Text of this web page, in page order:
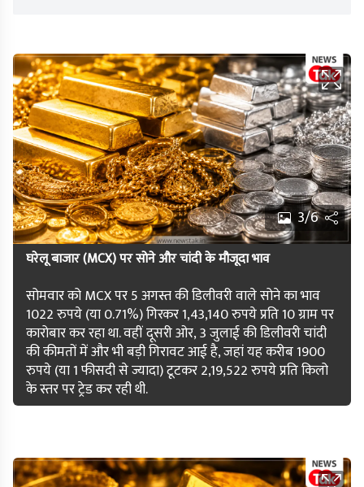
3/6
घरेलू बाजार (MCX) पर सोने और चांदी के मौजूदा भाव
सोमवार को MCX पर 5 अगस्त की डिलीवरी वाले सोने का भाव
1022 रुपये (या 0.71%) गिरकर 1,43,140 रुपये प्रति 10 ग्राम पर
कारोबार कर रहा था. वहीं दूसरी ओर, 3 जुलाई की डिलीवरी चांदी
की कीमतों में और भी बड़ी गिरावट आई है, जहां यह करीब 1900
रुपये (या 1 फीसदी से ज्यादा) टूटकर 2,19,522 रुपये प्रति किलो
के स्तर पर ट्रेड कर रही थी.